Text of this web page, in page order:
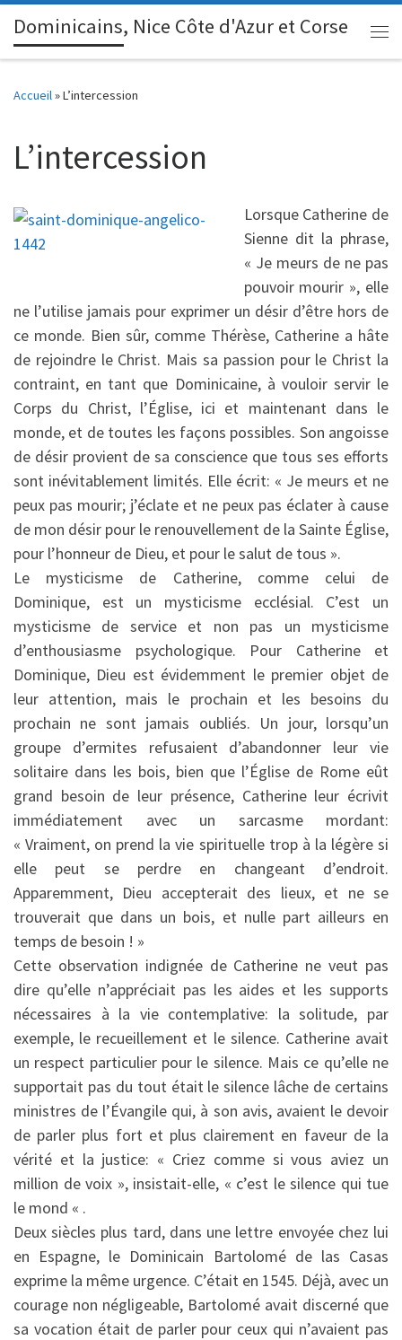
Passer au contenu
Dominicains, Nice Côte d'Azur et Corse
Accueil»L’intercession
L’intercession
Lorsque Catherine de
Sienne dit la phrase,
« Je meurs de ne pas
pouvoir mourir », elle
ne l’utilise jamais pour exprimer un désir d’être hors de
ce monde. Bien sûr, comme Thérèse, Catherine a hâte
de rejoindre le Christ. Mais sa passion pour le Christ la
contraint, en tant que Dominicaine, à vouloir servir le
Corps du Christ, l’Église, ici et maintenant dans le
monde, et de toutes les façons possibles. Son angoisse
de désir provient de sa conscience que tous ses efforts
sont inévitablement limités. Elle écrit: « Je meurs et ne
peux pas mourir; j’éclate et ne peux pas éclater à cause
de mon désir pour le renouvellement de la Sainte Église,
pour l’honneur de Dieu, et pour le salut de tous ».
Le mysticisme de Catherine, comme celui de
Dominique, est un mysticisme ecclésial. C’est un
mysticisme de service et non pas un mysticisme
d’enthousiasme psychologique. Pour Catherine et
Dominique, Dieu est évidemment le premier objet de
leur attention, mais le prochain et les besoins du
prochain ne sont jamais oubliés. Un jour, lorsqu’un
groupe d’ermites refusaient d’abandonner leur vie
solitaire dans les bois, bien que l’Église de Rome eût
grand besoin de leur présence, Catherine leur écrivit
immédiatement avec un sarcasme mordant:
« Vraiment, on prend la vie spirituelle trop à la légère si
elle peut se perdre en changeant d’endroit.
Apparemment, Dieu accepterait des lieux, et ne se
trouverait que dans un bois, et nulle part ailleurs en
temps de besoin ! »
Cette observation indignée de Catherine ne veut pas
dire qu’elle n’appréciait pas les aides et les supports
nécessaires à la vie contemplative: la solitude, par
exemple, le recueillement et le silence. Catherine avait
un respect particulier pour le silence. Mais ce qu’elle ne
supportait pas du tout était le silence lâche de certains
ministres de l’Évangile qui, à son avis, avaient le devoir
de parler plus fort et plus clairement en faveur de la
vérité et la justice: « Criez comme si vous aviez un
million de voix », insistait-elle, « c’est le silence qui tue
le mond « .
Deux siècles plus tard, dans une lettre envoyée chez lui
en Espagne, le Dominicain Bartolomé de las Casas
exprime la même urgence. C’était en 1545. Déjà, avec un
courage non négligeable, Bartolomé avait discerné que
sa vocation était de parler pour ceux qui n’avaient pas